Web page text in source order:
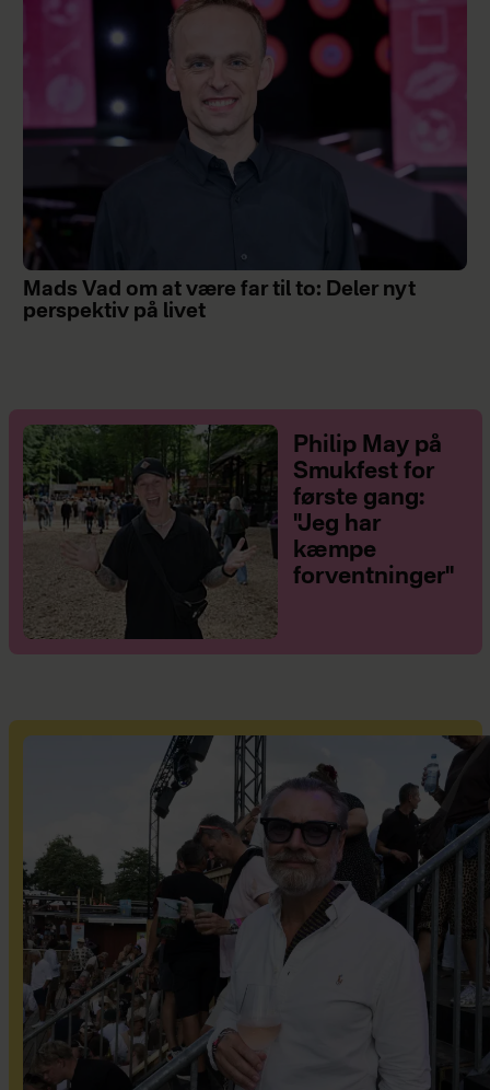
Mads Vad om at være far til to: Deler nyt
perspektiv på livet
Philip May på
Smukfest for
første gang:
"Jeg har
kæmpe
forventninger"